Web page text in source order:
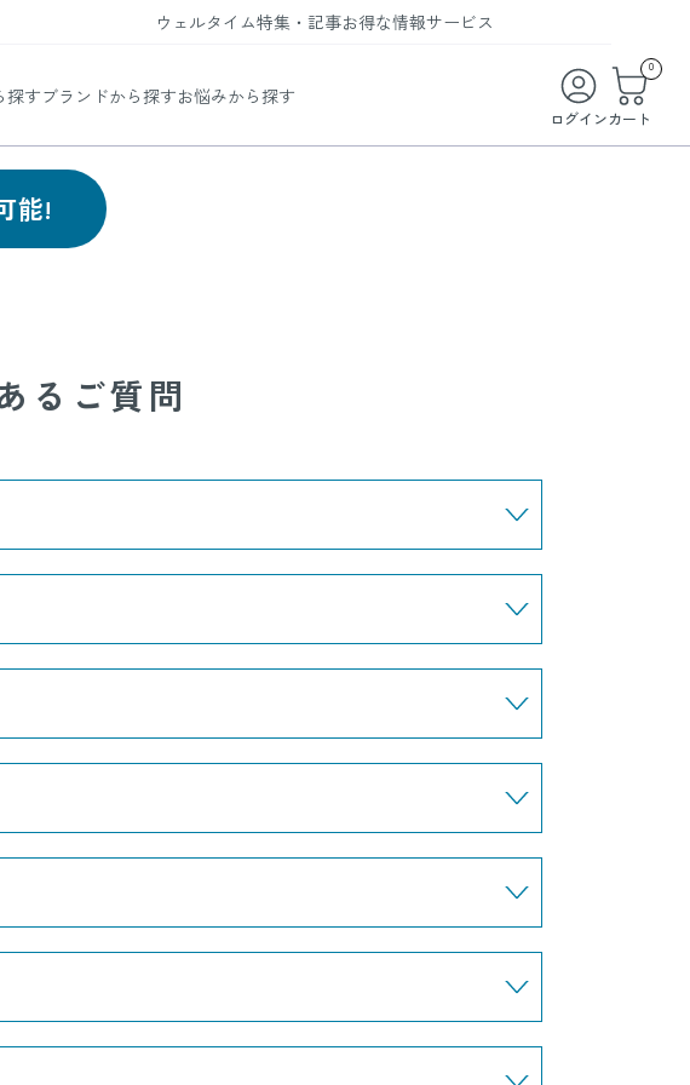
ログイン
0
カート
ウェルタイム
ビューティータイム
ヘルスケアタイム
特集・記事
WELMAG
お得な情報
WEB限定/期間限定キャンペーン
まとめ買い商品
サービス
メンバーシッププログラム
LINEお友達登録
探す
ケア
品
ブランドから探す
コラリッチソア
コラリッチ オードトワレ
お悩みから探す
能!
るご質問